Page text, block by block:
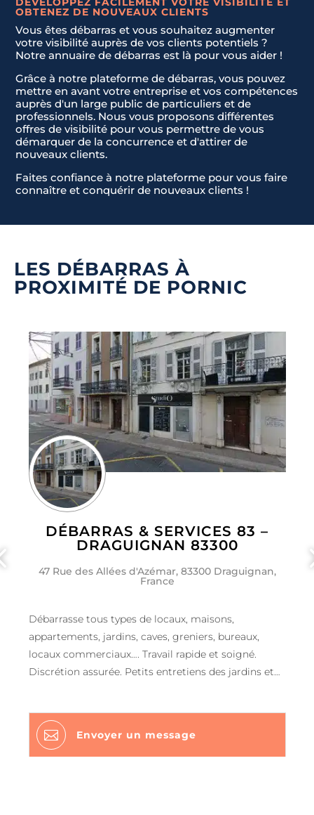
OBTENEZ DE NOUVEAUX CLIENTS
Vous êtes débarras et vous souhaitez augmenter
votre visibilité auprès de vos clients potentiels ?
Notre annuaire de débarras est là pour vous aider !
Grâce à notre plateforme de débarras, vous pouvez
mettre en avant votre entreprise et vos compétences
auprès d'un large public de particuliers et de
professionnels. Nous vous proposons différentes
offres de visibilité pour vous permettre de vous
démarquer de la concurrence et d'attirer de
nouveaux clients.
Faites confiance à notre plateforme pour vous faire
connaître et conquérir de nouveaux clients !
LES DÉBARRAS À
PROXIMITÉ DE PORNIC
DÉBARRAS & SERVICES 83 –
DRAGUIGNAN 83300
47 Rue des Allées d'Azémar, 83300 Draguignan,
France
Débarrasse tous types de locaux, maisons,
appartements, jardins, caves, greniers, bureaux,
locaux commerciaux…. Travail rapide et soigné.
Discrétion assurée. Petits entretiens des jardins et
 Envoyer un message
JE NE SAIS PAS
t
t
e
+
1
Envoyer la demande